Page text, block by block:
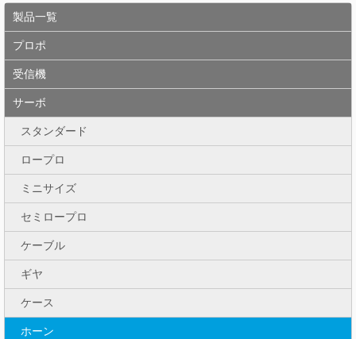
製品一覧
プロポ
受信機
サーボ
スタンダード
ロープロ
ミニサイズ
セミロープロ
ケーブル
ギヤ
ケース
ホーン